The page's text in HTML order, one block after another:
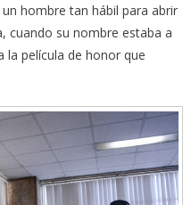
hombre tan hábil para abrir
cuando su nombre estaba a
la película de honor que